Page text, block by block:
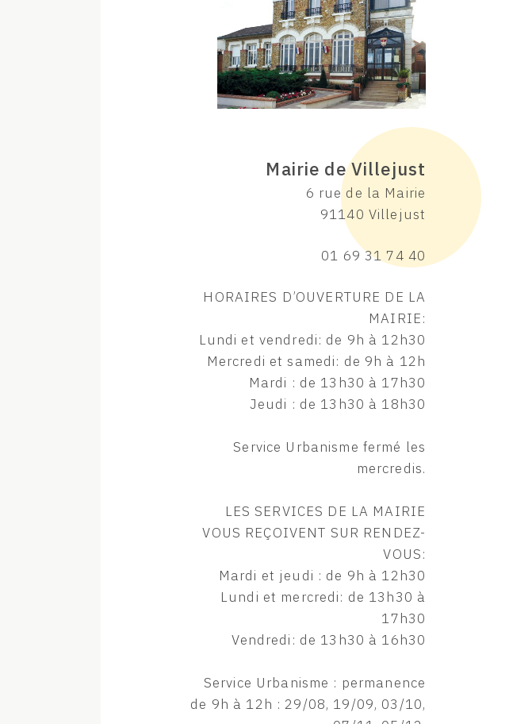
Mairie de Villejust
6 rue de la Mairie
91140 Villejust
01 69 31 74 40
HORAIRES D’OUVERTURE DE LA
MAIRIE:
Lundi et vendredi: de 9h à 12h30
Mercredi et samedi: de 9h à 12h
Mardi : de 13h30 à 17h30
Jeudi : de 13h30 à 18h30
Service Urbanisme fermé les
mercredis.
LES SERVICES DE LA MAIRIE
VOUS REÇOIVENT SUR RENDEZ-
VOUS:
Mardi et jeudi : de 9h à 12h30
Lundi et mercredi: de 13h30 à
17h30
Vendredi: de 13h30 à 16h30
Service Urbanisme : permanence
de 9h à 12h : 29/08, 19/09, 03/10,